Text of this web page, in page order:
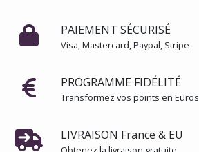
PAIEMENT SÉCURISÉ
Visa, Mastercard, Paypal, Stripe
PROGRAMME FIDÉLITÉ
Transformez vos points en Euros
LIVRAISON France & EU